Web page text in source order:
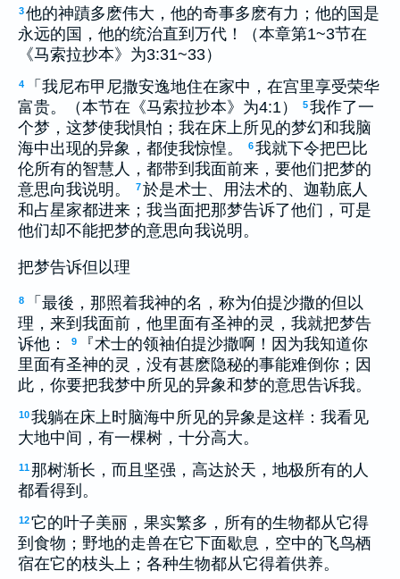
3他的神蹟多麽伟大，他的奇事多麽有力；他的国是
永远的国，他的统治直到万代！（本章第1~3节在
《马索拉抄本》为3:31~33）
4
「我尼布甲尼撒安逸地住在家中，在宫里享受荣华
富贵。（本节在《马索拉抄本》为4:1）
5我作了一
个梦，这梦使我惧怕；我在床上所见的梦幻和我脑
海中出现的异象，都使我惊惶。
6我就下令把巴比
伦所有的智慧人，都带到我面前来，要他们把梦的
意思向我说明。
7於是术士、用法术的、迦勒底人
和占星家都进来；我当面把那梦告诉了他们，可是
他们却不能把梦的意思向我说明。
把梦告诉但以理
8
「最後，那照着我神的名，称为伯提沙撒的但以
理，来到我面前，他里面有圣神的灵，我就把梦告
诉他：
9
『术士的领袖伯提沙撒啊！因为我知道你
里面有圣神的灵，没有甚麽隐秘的事能难倒你；因
此，你要把我梦中所见的异象和梦的意思告诉我。
10我躺在床上时脑海中所见的异象是这样：我看见
大地中间，有一棵树，十分高大。
11那树渐长，而且坚强，高达於天，地极所有的人
都看得到。
12它的叶子美丽，果实繁多，所有的生物都从它得
到食物；野地的走兽在它下面歇息，空中的飞鸟栖
宿在它的枝头上；各种生物都从它得着供养。